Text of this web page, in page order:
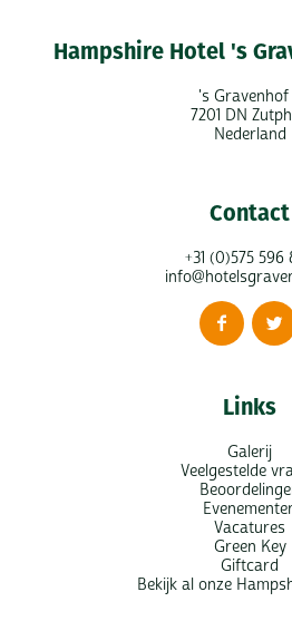
Hampshire Hotel 's
's Gravenhof
7201 DN
Nederland
Contact
+31 (0)575 596
Links
Galerij
Veelgestelde
Vacatures
Green Key
Giftcard
Bekijk al onze